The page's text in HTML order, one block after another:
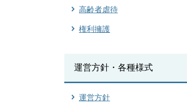
高齢者虐待
権利擁護
運営方針・各種様式
運営方針